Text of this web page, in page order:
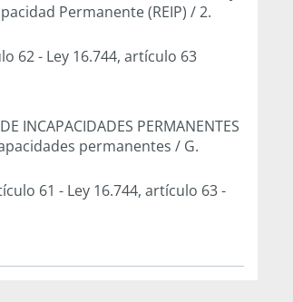
Permanente (REIP) /2.
62- Ley 16.744, artículo 63
INCAPACIDADES PERMANENTES
permanentes / G.
61 - Ley 16.744, artículo 63-